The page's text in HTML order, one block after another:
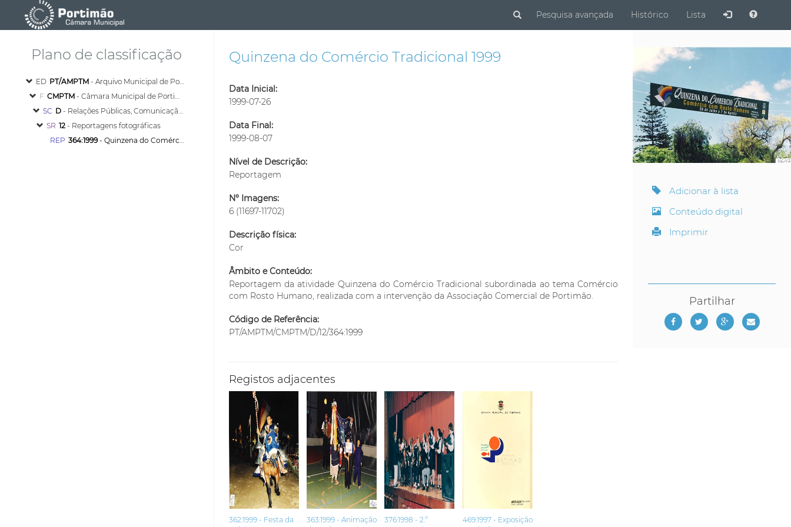
SubmitPesquisa avançada Histórico Lista
Plano de classificação
ED PT/AMPTM- Arquivo Municipal de Portimão
F CMPTM- Câmara Municipal de Portimão
SC D- Relações Públicas, Comunicação e Turismo
SR 12- Reportagens fotográficas
REP 364:1999- Quinzena do Comércio Tradicional 1999
Quinzena do Comércio Tradicional 1999
Data Inicial:
1999-07-26
Data Final:
1999-08-07
Nível de Descrição:
Reportagem
Nº Imagens:
6 (11697-11702)
Descrição física:
Cor
Âmbito e Conteúdo:
Reportagem da atividade Quinzena do Comércio Tradicional subordinada ao tema Comércio
com Rosto Humano, realizada com a intervenção da Associação Comercial de Portimão.
Código de Referência:
PT/AMPTM/CMPTM/D/12/364:1999
Registos adjacentes
362:1999 - Festa da
363:1999 - Animação
376:1998 - 2.º
469:1997 - Exposição
Adicionar à lista
Conteúdo digital
Imprimir
Partilhar